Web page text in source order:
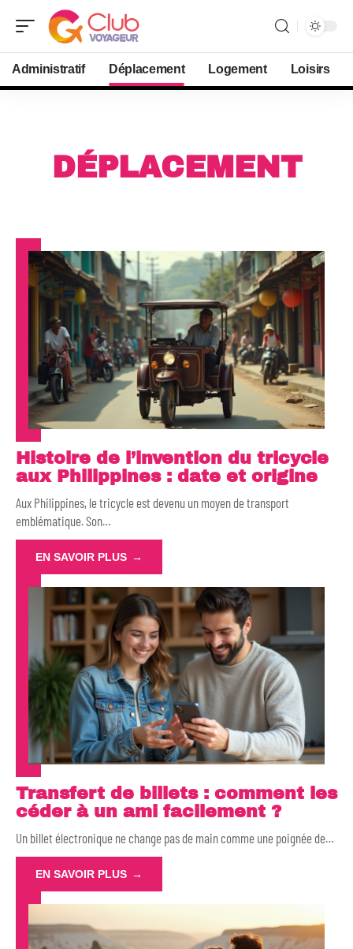
Administratif Déplacement Logement Loisirs
DÉPLACEMENT
Histoire de l’invention du tricycle
aux Philippines : date et origine
Aux Philippines, le tricycle est devenu un moyen de transport
emblématique. Son…
EN SAVOIR PLUS
Transfert de billets : comment les
céder à un ami facilement ?
Un billet électronique ne change pas de main comme une poignée de…
EN SAVOIR PLUS